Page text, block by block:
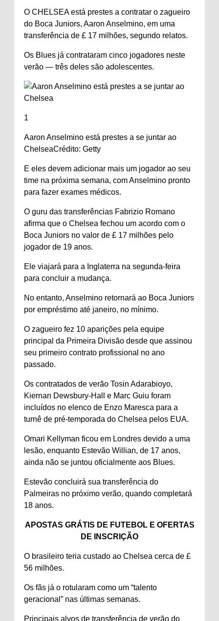
O CHELSEA está prestes a contratar o zagueiro
do Boca Juniors, Aaron Anselmino, em uma
transferência de £ 17 milhões, segundo relatos.
Os Blues já contrataram cinco jogadores neste
verão — três deles são adolescentes.
1
Aaron Anselmino está prestes a se juntar ao
ChelseaCrédito: Getty
E eles devem adicionar mais um jogador ao seu
time na próxima semana, com Anselmino pronto
para fazer exames médicos.
O guru das transferências Fabrizio Romano
afirma que o Chelsea fechou um acordo com o
Boca Juniors no valor de £ 17 milhões pelo
jogador de 19 anos.
Ele viajará para a Inglaterra na segunda-feira
para concluir a mudança.
No entanto, Anselmino retornará ao Boca Juniors
por empréstimo até janeiro, no mínimo.
O zagueiro fez 10 aparições pela equipe
principal da Primeira Divisão desde que assinou
seu primeiro contrato profissional no ano
passado.
Os contratados de verão Tosin Adarabioyo,
Kiernan Dewsbury-Hall e Marc Guiu foram
incluídos no elenco de Enzo Maresca para a
turnê de pré-temporada do Chelsea pelos EUA.
Omari Kellyman ficou em Londres devido a uma
lesão, enquanto Estevão Willian, de 17 anos,
ainda não se juntou oficialmente aos Blues.
Estevão concluirá sua transferência do
Palmeiras no próximo verão, quando completará
18 anos.
APOSTAS GRÁTIS DE FUTEBOL E OFERTAS
DE INSCRIÇÃO
O brasileiro teria custado ao Chelsea cerca de £
56 milhões.
Os fãs já o rotularam como um “talento
geracional” nas últimas semanas.
Principais alvos de transferência de verão do